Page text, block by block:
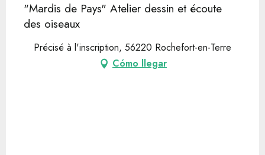
"Mardis de Pays" Atelier dessin et écoute
des oiseaux
Précisé à l'inscription, 56220 Rochefort-en-Terre
Cómo llegar